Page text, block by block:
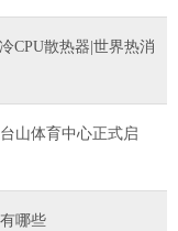
CPU散热器|世界热消
山体育中心正式启
哪些